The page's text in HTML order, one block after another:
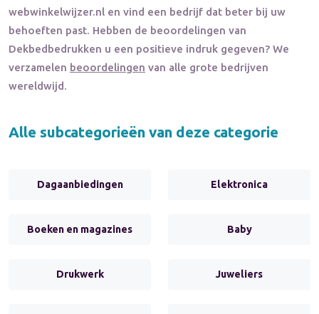
webwinkelwijzer.nl en vind een bedrijf dat beter bij uw
behoeften past. Hebben de beoordelingen van
Dekbedbedrukken u een positieve indruk gegeven? We
verzamelen beoordelingen van alle grote bedrijven
wereldwijd.
Alle subcategorieën van deze categorie
Dagaanbiedingen Elektronica
Boeken en magazines Baby
Drukwerk Juweliers